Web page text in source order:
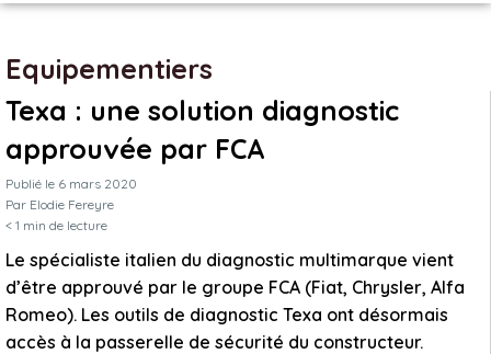
Equipementiers
Texa : une solution diagnostic
approuvée par FCA
Publié le 6 mars 2020
Par Elodie Fereyre
< 1 min de lecture
Le spécialiste italien du diagnostic multimarque vient
d’être approuvé par le groupe FCA (Fiat, Chrysler, Alfa
Romeo). Les outils de diagnostic Texa ont désormais
accès à la passerelle de sécurité du constructeur.